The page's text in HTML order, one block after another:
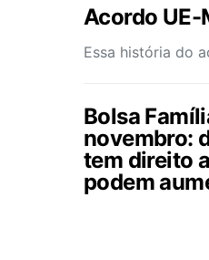
Acordo UE-
Essa história do
Bolsa
novembro:
tem direito
podem